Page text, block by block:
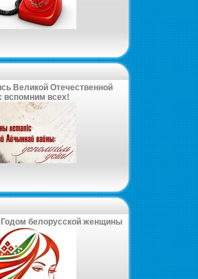
Великой Отечественной
вспомним всех!
белорусской женщины